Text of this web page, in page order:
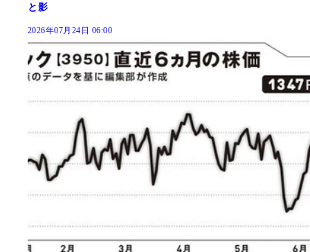
と影
2026年07月24日 06:00